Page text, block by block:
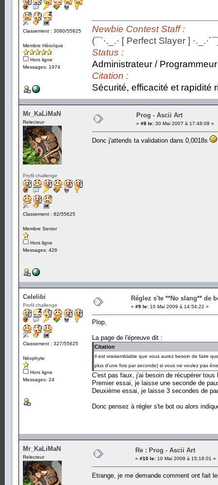
Classement : 3080/55625
Membre Héroïque
Hors ligne
Messages: 1974
Newbie Contest Staff :
(¯`·._.· [ Perfect Slayer ]
Status :
Administrateur /
Citation :
Sécurité, efficacité et rapidité
Mr_KaLiMaN
Relecteur
Profil challenge
Classement : 82/55625
Membre Senior
Hors ligne
Messages: 426
Prog - Ascii Art
« #8 le: 30 Mai 2007 à 17:48:08 »
Donc j'attends ta validation dans 0,0018s
Celelibi
Profil challenge
Classement : 327/55625
Néophyte
Hors ligne
Messages: 24
Réglez s'te **No slang** de
« #9 le: 10 Mai 2009 à 14:54:22 »
Plop,
La page de l'épreuve dit :
Citation
Il est vraisemblable que vous aurez besoin de faire
plus d'une fois par seconde) si vous ne voulez pas
C'est pas faux, j'ai besoin de récupérer tous
Premier essai, je laisse une seconde de
Deuxième essai, je laisse 3 secondes de
Donc pensez à régler s'te bot ou alors
Mr_KaLiMaN
Relecteur
Re : Prog - Ascii Art
« #10 le: 10 Mai 2009 à 15:18:01 »
Etrange, je me demande comment ont fait